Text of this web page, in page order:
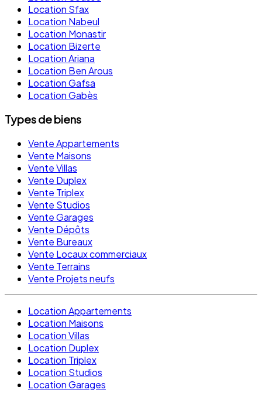
Location Sfax
Location Nabeul
Location Monastir
Location Bizerte
Location Ariana
Location Ben Arous
Location Gafsa
Location Gabès
Types de biens
Vente Appartements
Vente Maisons
Vente Villas
Vente Duplex
Vente Triplex
Vente Studios
Vente Garages
Vente Dépôts
Vente Bureaux
Vente Locaux commerciaux
Vente Terrains
Vente Projets neufs
Location Appartements
Location Maisons
Location Villas
Location Duplex
Location Triplex
Location Studios
Location Garages